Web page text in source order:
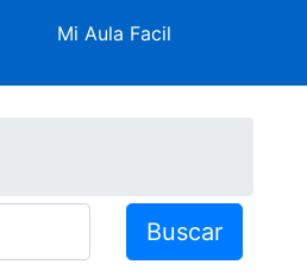
Mi Aula Facil
Buscar